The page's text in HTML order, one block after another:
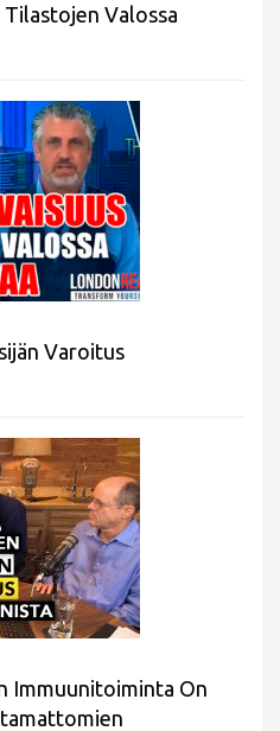
Valossa
Varoitus
Immuunitoiminta On